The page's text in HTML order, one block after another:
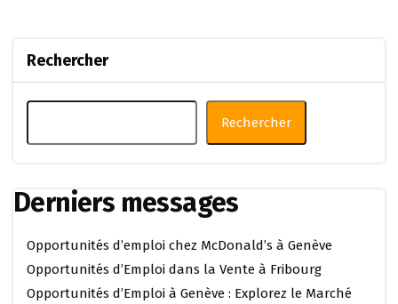
Rechercher
Rechercher
Derniers messages
Opportunités d’emploi chez McDonald’s à Genève
Opportunités d’Emploi dans la Vente à Fribourg
Opportunités d’Emploi à Genève : Explorez le Marché